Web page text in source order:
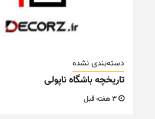
دسته‌بندی نشده
تاریخچه باشگاه ناپولی